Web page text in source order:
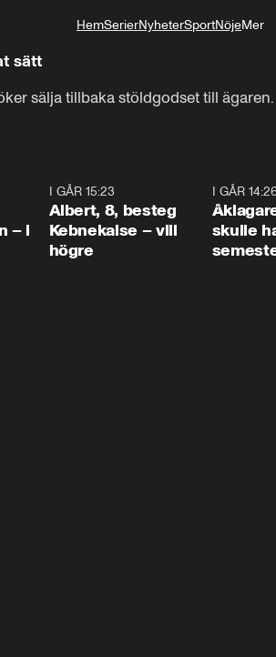
HemSerierNyheterSportNöjeMer
sätt
sälja tillbaka stöldgodset till ägaren.
– i
I GÅR 15:23
Albert, 8, besteg
Kebnekaise – vill
högre
I GÅR
skulle